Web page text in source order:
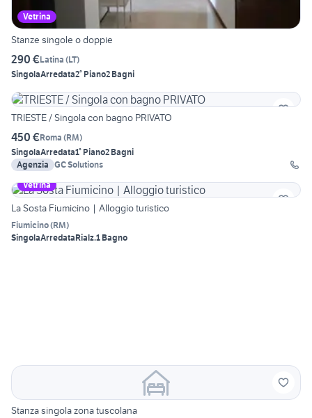
Vetrina
Stanze singole o doppie
290 €Latina (LT)
SingolaArredata2° Piano2 Bagni
TRIESTE / Singola con bagno PRIVATO
450 €Roma (RM)
SingolaArredata1° Piano2 Bagni
Agenzia GC Solutions
Vetrina
La Sosta Fiumicino | Alloggio turistico
Fiumicino(RM)
SingolaArredataRialz.1 Bagno
Stanza singola zona tuscolana